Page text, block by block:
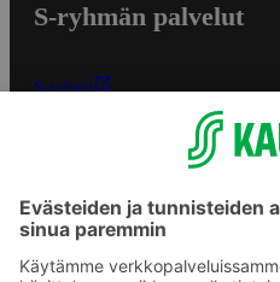
S-ryhmän palvelut
S-ryhmä
Yhteishyvä Ruoka -sovellus
Sokos.fi
S-Pankki
Yhteishyvä